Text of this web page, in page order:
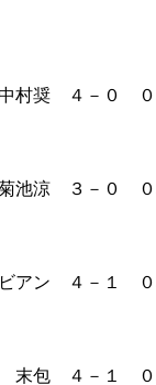
４－０ ０
３－０ ０
ン ４－１ ０
－１ ０本